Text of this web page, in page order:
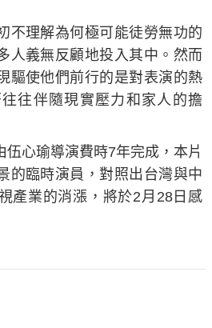
不理解為何極可能徒勞無功的
人義無反顧地投入其中。然而
驅使他們前行的是對表演的熱
往伴隨現實壓力和家人的擔
伍心瑜導演費時7年完成，本片
的臨時演員，對照出台灣與中
產業的消漲，將於2月28日感